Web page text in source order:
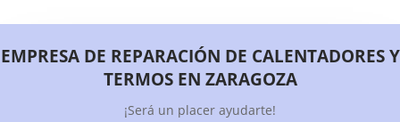
EMPRESA DE REPARACIÓN DE CALENTADORES Y
TERMOS EN ZARAGOZA
¡Será un placer ayudarte!